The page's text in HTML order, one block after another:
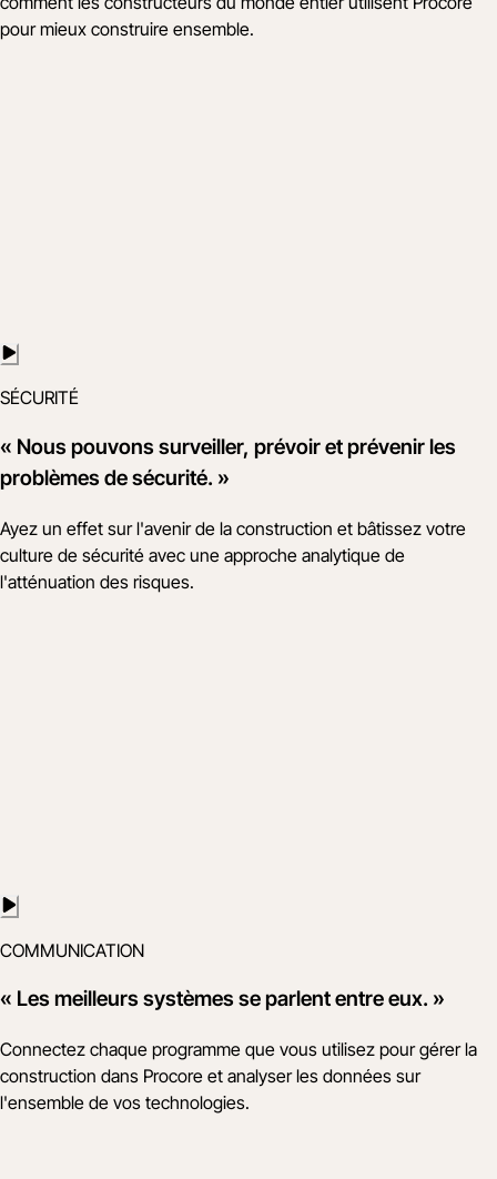
pour mieux construire ensemble.
SÉCURITÉ
« Nous pouvons surveiller, prévoir et prévenir les
problèmes de sécurité. »
Ayez un effet sur l'avenir de la construction et bâtissez votre
culture de sécurité avec une approche analytique de
l'atténuation des risques.
COMMUNICATION
« Les meilleurs systèmes se parlent entre eux. »
Connectez chaque programme que vous utilisez pour gérer la
construction dans Procore et analyser les données sur
l'ensemble de vos technologies.